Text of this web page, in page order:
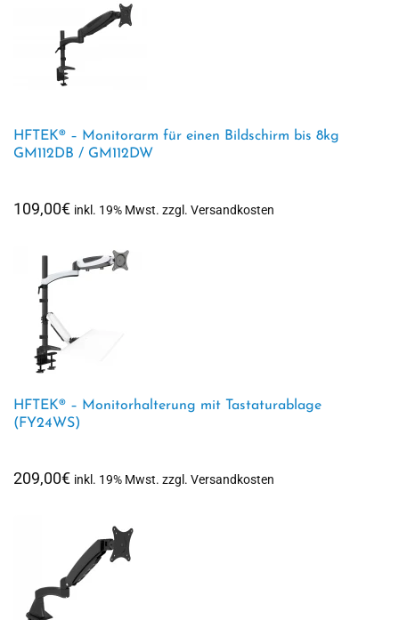
HFTEK® – Monitorarm für einen Bildschirm bis 8kg
GM112DB / GM112DW
109,00€ inkl. 19% Mwst. zzgl. Versandkosten
HFTEK® – Monitorhalterung mit Tastaturablage
(FY24WS)
209,00€ inkl. 19% Mwst. zzgl. Versandkosten